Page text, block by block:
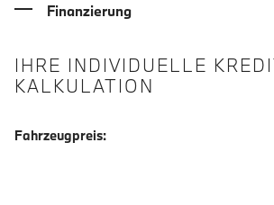
Finanzierung
IHRE INDIVIDUELLE
KALKULATION
Fahrzeugpreis: